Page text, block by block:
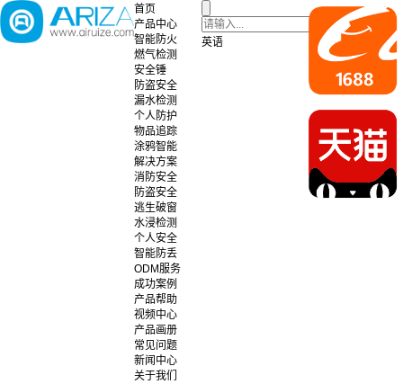
首页
产品中心
智能防火
燃气检测
安全锤
防盗安全
漏水检测
个人防护
物品追踪
涂鸦智能
解决方案
消防安全
防盗安全
逃生破窗
水浸检测
个人安全
智能防丢
ODM服务
成功案例
产品帮助
视频中心
产品画册
常见问题
新闻中心
关于我们
英语